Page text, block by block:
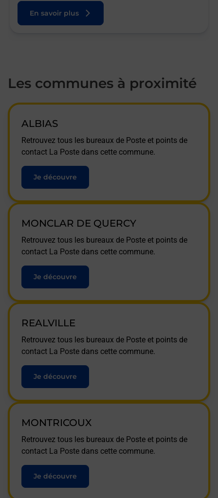
En savoir plus
Les communes à proximité
ALBIAS
Retrouvez tous les bureaux de Poste et points de
contact La Poste dans cette commune.
Je découvre
MONCLAR DE QUERCY
Retrouvez tous les bureaux de Poste et points de
contact La Poste dans cette commune.
Je découvre
REALVILLE
Retrouvez tous les bureaux de Poste et points de
contact La Poste dans cette commune.
Je découvre
MONTRICOUX
Retrouvez tous les bureaux de Poste et points de
contact La Poste dans cette commune.
Je découvre